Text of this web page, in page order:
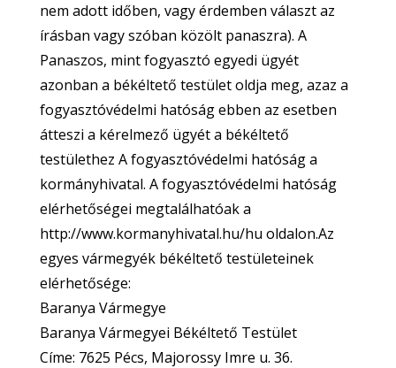
nem adott időben, vagy érdemben választ az
írásban vagy szóban közölt panaszra). A
Panaszos, mint fogyasztó egyedi ügyét
azonban a békéltető testület oldja meg, azaz a
fogyasztóvédelmi hatóság ebben az esetben
átteszi a kérelmező ügyét a békéltető
testülethez A fogyasztóvédelmi hatóság a
kormányhivatal. A fogyasztóvédelmi hatóság
elérhetőségei megtalálhatóak a
http://www.kormanyhivatal.hu/hu oldalon.Az
egyes vármegyék békéltető testületeinek
elérhetősége:
Baranya Vármegye
Baranya Vármegyei Békéltető Testület
Címe: 7625 Pécs, Majorossy Imre u. 36.